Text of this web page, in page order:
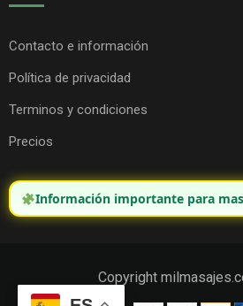
Contacto e información
Política de privacidad
Terminos y condiciones
Precios
Información importante para
Copyright